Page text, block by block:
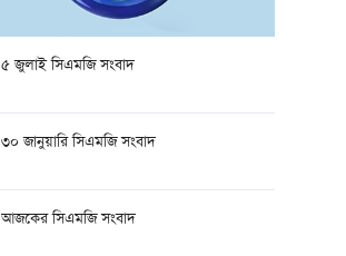
৫ জুলাই সিএমজি সংবাদ
৩০ জানুয়ারি সিএমজি সংবাদ
আজকের সিএমজি সংবাদ